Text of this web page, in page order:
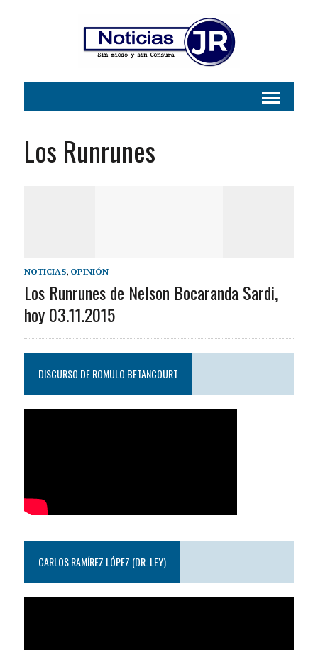
Los Runrunes
NOTICIAS, OPINIÓN
Los Runrunes de Nelson Bocaranda Sardi,
hoy 03.11.2015
DISCURSO DE ROMULO BETANCOURT
CARLOS RAMÍREZ LÓPEZ (DR. LEY)